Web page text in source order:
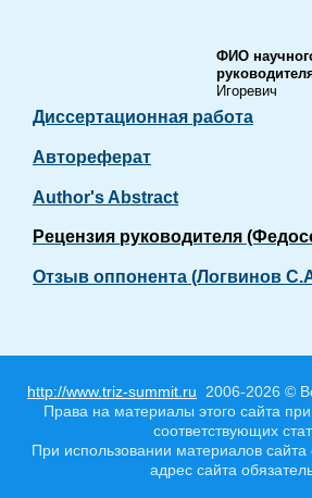
ФИО
Игоревич
Диссертационная работа
Автореферат
Author's Abstract
Рецензия руководителя
Отзыв оппонента (Логвинов
http://www.triz-summit.ru 2006-2026 ©
Права на материалы этого сайта
соответствующих
При использовании материалов сайта
адрес сайта